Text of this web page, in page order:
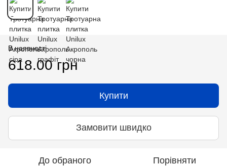
В наявності
618.00 грн
Купити
Замовити швидко
До обраного Порівняти